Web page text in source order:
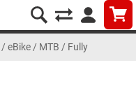
/ eBike / MTB / Fully